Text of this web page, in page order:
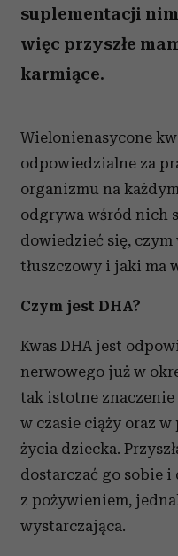
suplementacji
więc przyszłe
karmiące.
Wielonienasycone
odpowiedzialne za
organizmu na
odgrywa wśród nich
dowiedzieć się, czym
tłuszczowy i jaki ma
Czym jest DHA?
Kwas DHA jest
nerwowego już w
tak istotne
w czasie ciąży oraz
życia dziecka.
dostarczać go sobie i
z pożywieniem,
wystarczająca.